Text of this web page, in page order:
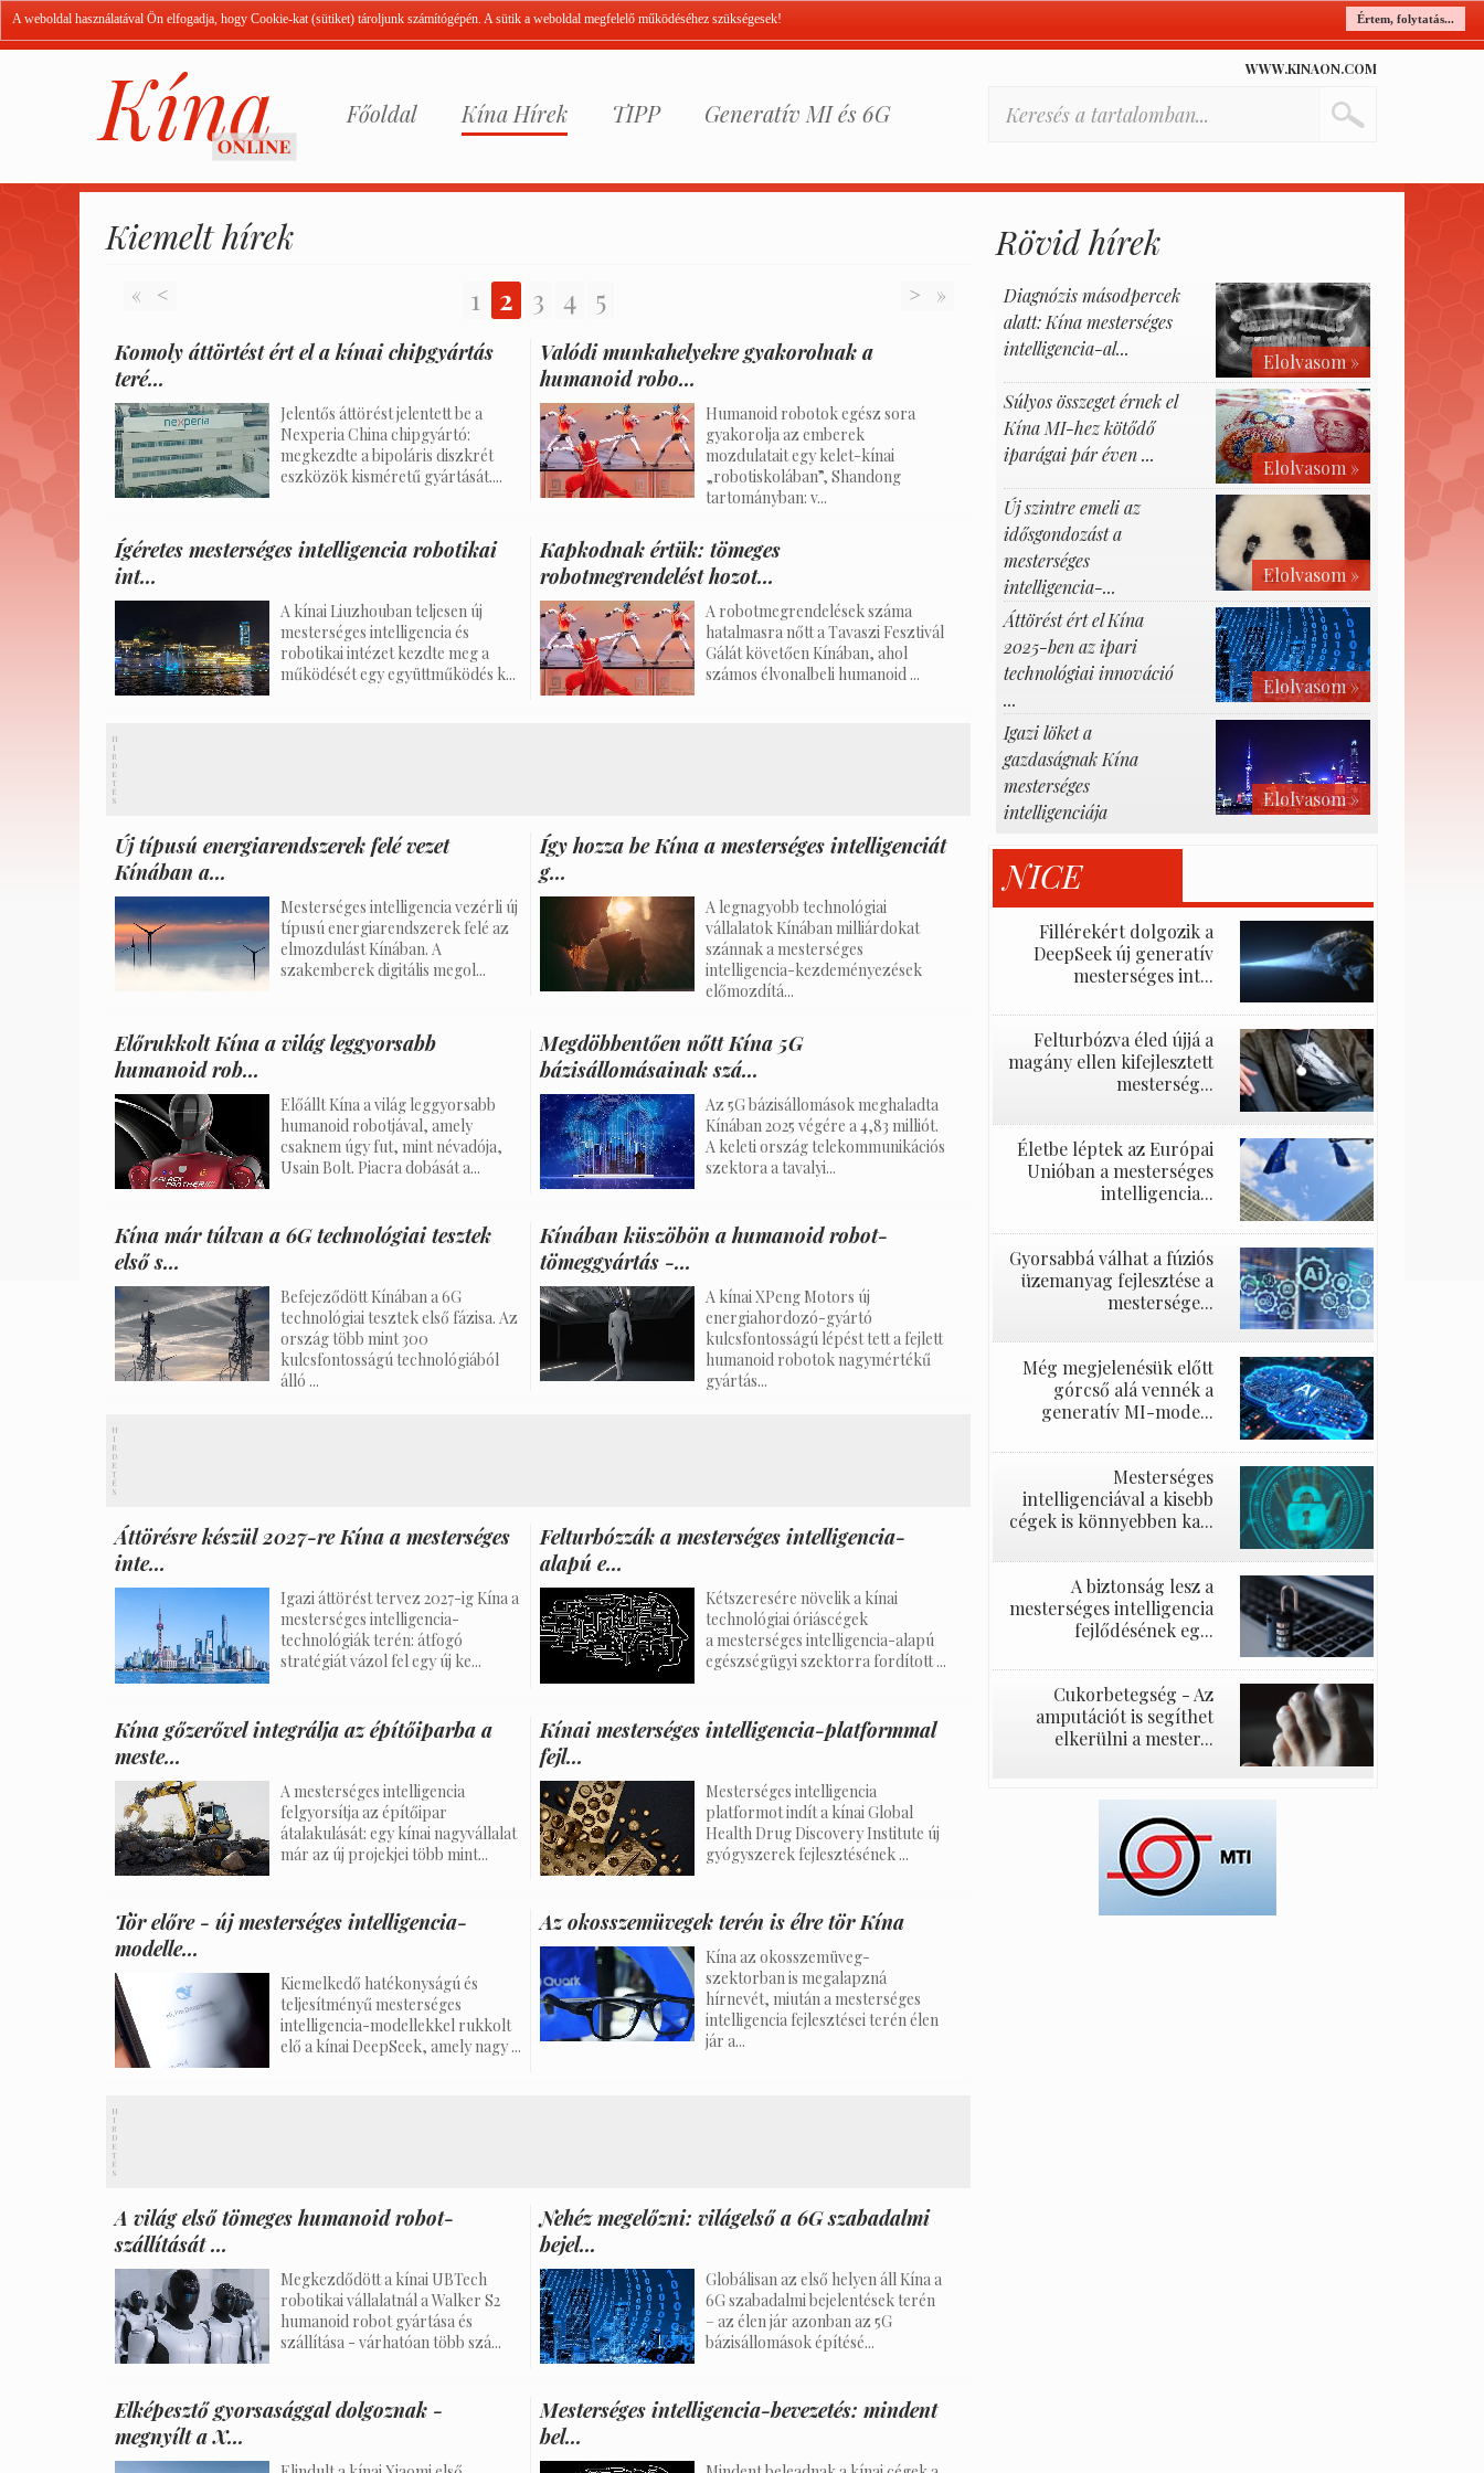
A weboldal használatával Ön elfogadja, hogy Cookie-kat (sütiket) tároljunk számítógépén. A sütik a weboldal megfelelő működéséhez szükségesek! Értem, folytatás...
Főoldal Kína Hírek TIPP Generatív MI és 6G
WWW.KINAON.COM
Kiemelt hírek
« < 1 2 3 4 5 > »
Komoly áttörtést ért el a kínai chipgyártás
teré...
Jelentős áttörést jelentett be a
Nexperia China chipgyártó:
megkezdte a bipoláris diszkrét
eszközök kisméretű gyártását....
Valódi munkahelyekre gyakorolnak a
humanoid robo...
Humanoid robotok egész sora
gyakorolja az emberek
mozdulatait egy kelet-kínai
„robotiskolában”, Shandong
tartományban: v...
Ígéretes mesterséges intelligencia robotikai
int...
A kínai Liuzhouban teljesen új
mesterséges intelligencia és
robotikai intézet kezdte meg a
működését egy együttműködés k...
Kapkodnak értük: tömeges
robotmegrendelést hozot...
A robotmegrendelések száma
hatalmasra nőtt a Tavaszi Fesztivál
Gálát követően Kínában, ahol
számos élvonalbeli humanoid ...
H
I
R
D
E
T
É
S
Új típusú energiarendszerek felé vezet
Kínában a...
Mesterséges intelligencia vezérli új
típusú energiarendszerek felé az
elmozdulást Kínában. A
szakemberek digitális megol...
Így hozza be Kína a mesterséges intelligenciát
g...
A legnagyobb technológiai
vállalatok Kínában milliárdokat
szánnak a mesterséges
intelligencia-kezdeményezések
előmozdítá...
Előrukkolt Kína a világ leggyorsabb
humanoid rob...
Előállt Kína a világ leggyorsabb
humanoid robotjával, amely
csaknem úgy fut, mint névadója,
Usain Bolt. Piacra dobását a...
Megdöbbentően nőtt Kína 5G
bázisállomásainak szá...
Az 5G bázisállomások meghaladta
Kínában 2025 végére a 4,83 milliót.
A keleti ország telekommunikációs
szektora a tavalyi...
Kína már túlvan a 6G technológiai tesztek
első s...
Befejeződött Kínában a 6G
technológiai tesztek első fázisa. Az
ország több mint 300
kulcsfontosságú technológiából
álló ...
Kínában küszöbön a humanoid robot-
tömeggyártás -...
A kínai XPeng Motors új
energiahordozó-gyártó
kulcsfontosságú lépést tett a fejlett
humanoid robotok nagymértékű
gyártás...
H
I
R
D
E
T
É
S
Áttörésre készül 2027-re Kína a mesterséges
inte...
Igazi áttörést tervez 2027-ig Kína a
mesterséges intelligencia-
technológiák terén: átfogó
stratégiát vázol fel egy új ke...
Felturbózzák a mesterséges intelligencia-
alapú e...
Kétszeresére növelik a kínai
technológiai óriáscégek
a mesterséges intelligencia-alapú
egészségügyi szektorra fordított ...
Kína gőzerővel integrálja az építőiparba a
meste...
A mesterséges intelligencia
felgyorsítja az építőipar
átalakulását: egy kínai nagyvállalat
már az új projekjei több mint...
Kínai mesterséges intelligencia-platformmal
fejl...
Mesterséges intelligencia
platformot indít a kínai Global
Health Drug Discovery Institute új
gyógyszerek fejlesztésének ...
Tör előre - új mesterséges intelligencia-
modelle...
Kiemelkedő hatékonyságú és
teljesítményű mesterséges
intelligencia-modellekkel rukkolt
elő a kínai DeepSeek, amely nagy ...
Az okosszemüvegek terén is élre tör Kína
Kína az okosszemüveg-
szektorban is megalapzná
hírnevét, miután a mesterséges
intelligencia fejlesztései terén élen
jár a...
H
I
R
D
E
T
É
S
A világ első tömeges humanoid robot-
szállítását ...
Megkezdődött a kínai UBTech
robotikai vállalatnál a Walker S2
humanoid robot gyártása és
szállítása - várhatóan több szá...
Nehéz megelőzni: világelső a 6G szabadalmi
bejel...
Globálisan az első helyen áll Kína a
6G szabadalmi bejelentések terén
– az élen jár azonban az 5G
bázisállomások építésé...
Elképesztő gyorsasággal dolgoznak -
megnyílt a X...
Mesterséges intelligencia-bevezetés: mindent
bel...
Rövid hírek
Elolvasom »
Diagnózis másodpercek
alatt: Kína mesterséges
intelligencia-al...
Elolvasom »
Súlyos összeget érnek el
Kína MI-hez kötődő
iparágai pár éven ...
Elolvasom »
Új szintre emeli az
idősgondozást a
mesterséges
intelligencia-...
Elolvasom »
Áttörést ért el Kína
2025-ben az ipari
technológiai innováció
...
Elolvasom »
Igazi löket a
gazdaságnak Kína
mesterséges
intelligenciája
NICE
Fillérekért dolgozik a
DeepSeek új generatív
mesterséges int...
Felturbózva éled újjá a
magány ellen kifejlesztett
mesterség...
Életbe léptek az Európai
Unióban a mesterséges
intelligencia...
Gyorsabbá válhat a fúziós
üzemanyag fejlesztése a
mestersége...
Még megjelenésük előtt
górcső alá vennék a
generatív MI-mode...
Mesterséges
intelligenciával a kisebb
cégek is könnyebben ka...
A biztonság lesz a
mesterséges intelligencia
fejlődésének eg...
Cukorbetegség - Az
amputációt is segíthet
elkerülni a mester...